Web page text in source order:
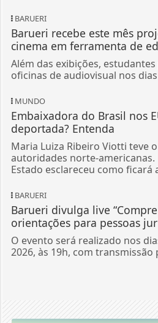
BARUERI
Barueri recebe este mês
cinema em ferramenta de
Além das exibições,
oficinas de audiovisual nos
MUNDO
Embaixadora do Brasil nos
deportada? Entenda
Maria Luiza Ribeiro Viotti teve
autoridades norte-
Estado esclareceu como ficará
BARUERI
Barueri divulga live
orientações para pessoas
O evento será realizado nos
2026, às 19h, com transmissão